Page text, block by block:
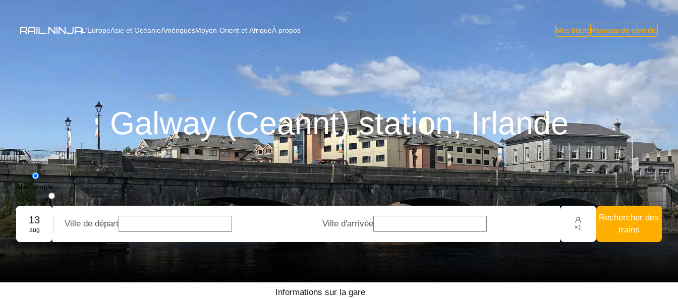
L'EuropeAsie et OcéanieAmériquesMoyen-Orient et AfriqueÀ propos Mes billetsPanneau de contrôle
Galway (Ceannt) station, Irlande
Aller simple
Aller-retour
Réservation de groupe
13
aug
Ville de départ Ville d'arrivée ×1
Rechercher des
trains
Informations sur la gare